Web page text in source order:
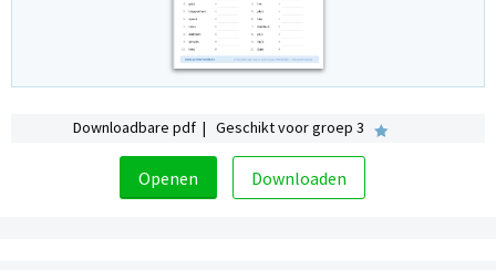
Downloadbare pdf | Geschikt voor groep 3
Openen Downloaden